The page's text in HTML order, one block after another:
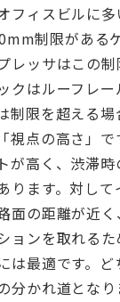
フィスビルに
制限がある
レッサはこの
クはルーフレ
制限を超える場
視点の高さ」で
が高く、渋滞
ります。対し
面の距離が近
ョンを取れる
は最適です。ど
分かれ道となり